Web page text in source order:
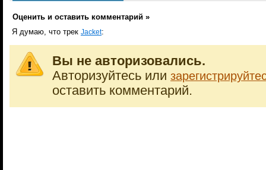
Оценить и оставить комментарий »
Я думаю, что трек Jacket:
Вы не авторизовались.
Авторизуйтесь или
оставить комментарий.